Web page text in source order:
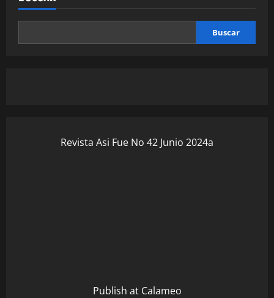
Buscar
Revista Asi Fue No 42 Junio 2024a
Publish at Calameo